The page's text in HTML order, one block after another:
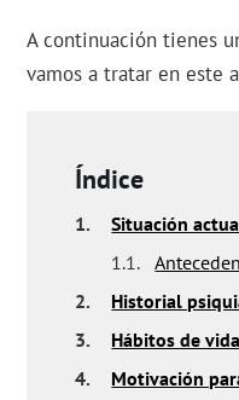
A continuación tienes
vamos a tratar en este
Índice
1.
Situación
1.1.
2.
Historial
3.
Hábitos de vida
4.
Motivación